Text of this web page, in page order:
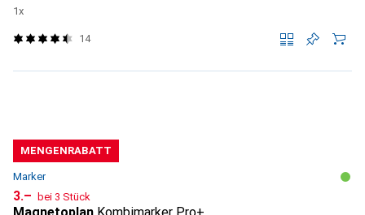
1x
14
MENGENRABATT
Marker
CHF
3.– bei 3 Stück